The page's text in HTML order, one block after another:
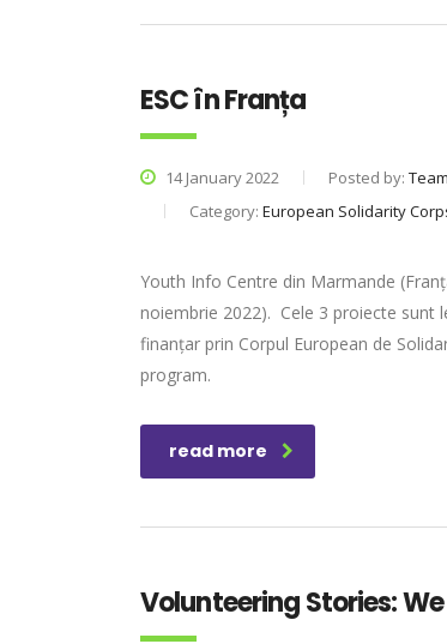
ESC în Franța
14 January 2022 Posted by:
Category: European Solidarity
Youth Info Centre din Marmande
noiembrie 2022). Cele 3 proiecte sunt
finanțar prin Corpul European de
program.
read more
Volunteering Stories: